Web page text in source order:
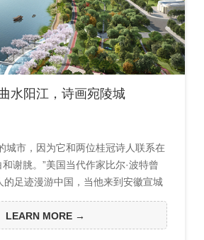
水阳江，诗画宛陵城
城市，因为它和两位桂冠诗人联系在
谢朓。”美国当代作家比尔·波特曾
的足迹漫游中国，当他来到安徽宣城
，发出了这样的感慨。
LEARN MORE →